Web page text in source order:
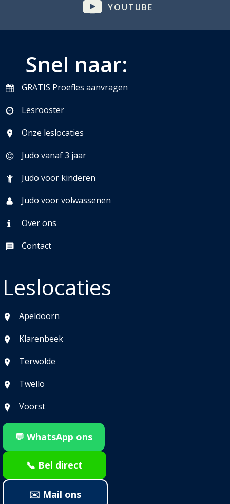
YOUTUBE
Snel naar:
GRATIS Proefles aanvragen
Lesrooster
Onze leslocaties
Judo vanaf 3 jaar
Judo voor kinderen
Judo voor volwassenen
Over ons
Contact
Leslocaties
Apeldoorn
Klarenbeek
Terwolde
Twello
Voorst
💬 WhatsApp ons
📞 Bel direct
✉️ Mail ons